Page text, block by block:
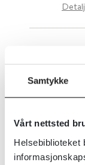
Samtykke
Vårt nettsted
Helsebiblioteket